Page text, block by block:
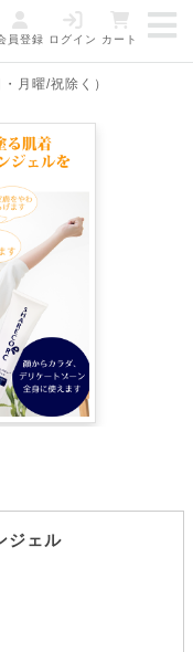
員登録 ログイン カート
月曜/祝除く）
ジェル